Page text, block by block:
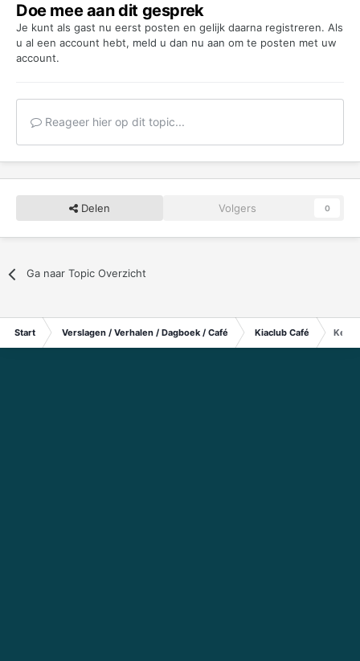
Doe mee aan dit gesprek
Je kunt als gast nu eerst posten en gelijk daarna registreren. Als
u al een account hebt, meld u dan nu aan om te posten met uw
account.
Reageer hier op dit topic...
Delen Volgers 0
Ga naar Topic Overzicht
Start Verslagen / Verhalen / Dagboek / Café Kiaclub Café